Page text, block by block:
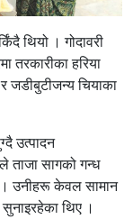
थियो । गोदावरी
तरकारीका हरिया
चियाका
उत्पादन
ताजा सागको गन्ध
उनीहरू केवल सामान
थिए ।